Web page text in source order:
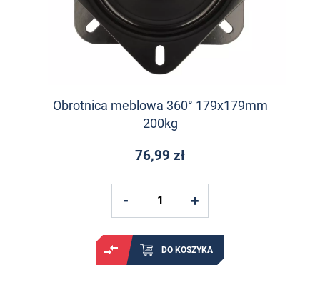
Obrotnica meblowa 360° 179x179mm
200kg
76,99 zł
DO KOSZYKA